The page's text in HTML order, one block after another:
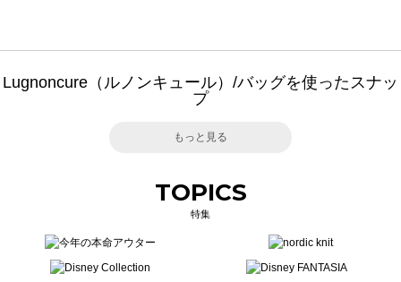
Lugnoncure（ルノンキュール）/バッグを使ったスナッ
プ
もっと見る
TOPICS
特集